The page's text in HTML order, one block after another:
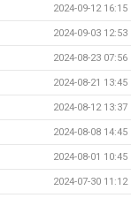
2024-09-12 16:15
2024-09-03 12:53
2024-08-23 07:56
2024-08-21 13:45
2024-08-12 13:37
2024-08-08 14:45
2024-08-01 10:45
2024-07-30 11:12